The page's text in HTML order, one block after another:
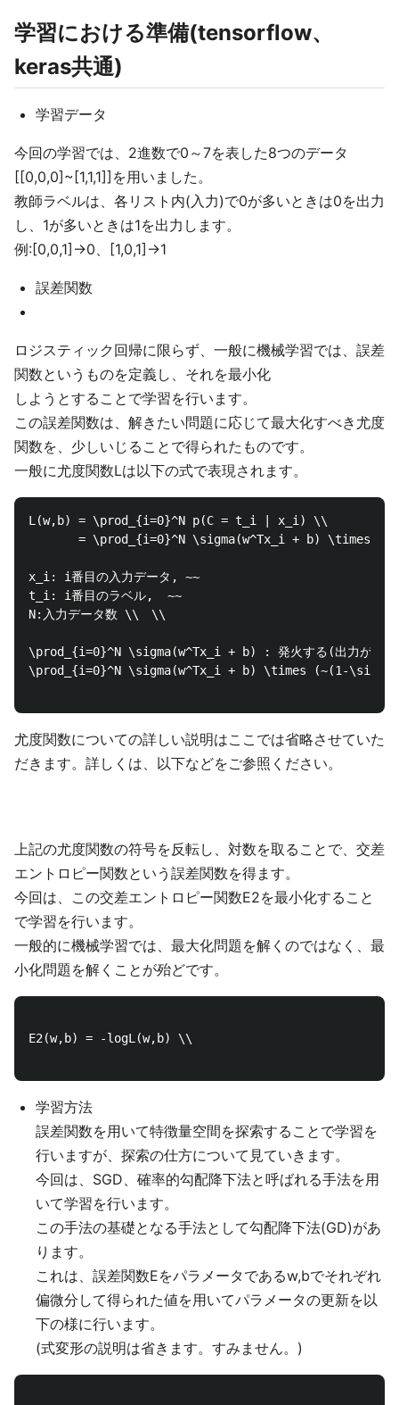
学習における準備(tensorflow、
keras共通)
学習データ
今回の学習では、2進数で0～7を表した8つのデータ
[[0,0,0]~[1,1,1]]を用いました。
教師ラベルは、各リスト内(入力)で0が多いときは0を出力
し、1が多いときは1を出力します。
例:[0,0,1]→0、[1,0,1]→1
誤差関数
ロジスティック回帰に限らず、一般に機械学習では、誤差
関数というものを定義し、それを最小化
しようとすることで学習を行います。
この誤差関数は、解きたい問題に応じて最大化すべき尤度
関数を、少しいじることで得られたものです。
一般に尤度関数Lは以下の式で表現されます。
L(w,b) = \prod_{i=0}^N p(C = t_i | x_i) \\
= \prod_{i=0}^N \sigma(w^Tx_i + b) \times
x_i: i番目の入力データ, ~~
t_i: i番目のラベル,  ~~
N:入力データ数 \\　\\
\prod_{i=0}^N \sigma(w^Tx_i + b) : 発火する(出力が1に
\prod_{i=0}^N \sigma(w^Tx_i + b) \times (~(1-
尤度関数についての詳しい説明はここでは省略させていた
だきます。詳しくは、以下などをご参照ください。
上記の尤度関数の符号を反転し、対数を取ることで、交差
エントロピー関数という誤差関数を得ます。
今回は、この交差エントロピー関数E2を最小化すること
で学習を行います。
一般的に機械学習では、最大化問題を解くのではなく、最
小化問題を解くことが殆どです。
E2(w,b) = -logL(w,b) \\
学習方法
誤差関数を用いて特徴量空間を探索することで学習を
行いますが、探索の仕方について見ていきます。
今回は、SGD、確率的勾配降下法と呼ばれる手法を用
いて学習を行います。
この手法の基礎となる手法として勾配降下法(GD)があ
ります。
これは、誤差関数Eをパラメータであるw,bでそれぞれ
偏微分して得られた値を用いてパラメータの更新を以
下の様に行います。
(式変形の説明は省きます。すみません。)